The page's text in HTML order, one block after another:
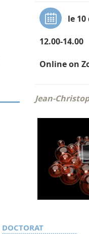
le 10
12.00-14.00
Online on
Jean-
DOCTORAT